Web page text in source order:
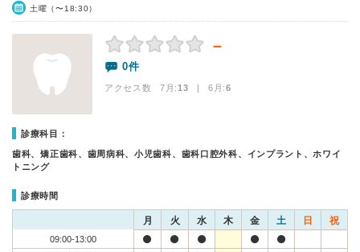
土曜（〜18:30）
－
0件
アクセス数 7月:13 | 6月:6
診療科目：
歯科、矯正歯科、歯周病科、小児歯科、歯科口腔外科、インプラント、ホワイ
トニング
診療時間
月 火 水 木 金 土 日 祝
09:00-13:00